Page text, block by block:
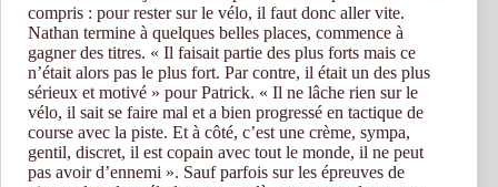
compris : pour rester sur le vélo, il faut donc aller vite.
Nathan termine à quelques belles places, commence à
gagner des titres. « Il faisait partie des plus forts mais ce
n’était alors pas le plus fort. Par contre, il était un des plus
sérieux et motivé » pour Patrick. « Il ne lâche rien sur le
vélo, il sait se faire mal et a bien progressé en tactique de
course avec la piste. Et à côté, c’est une crème, sympa,
gentil, discret, il est copain avec tout le monde, il ne peut
pas avoir d’ennemi ». Sauf parfois sur les épreuves de